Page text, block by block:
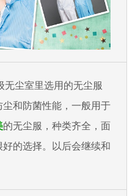
无尘室里选用的无尘服
和防菌性能，一般用于
的无尘服，种类齐全，面
的选择。以后会继续和